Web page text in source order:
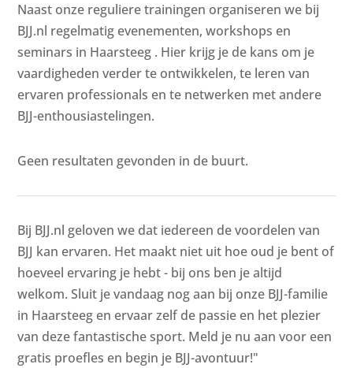
Naast onze reguliere trainingen organiseren we bij
BJJ.nl regelmatig evenementen, workshops en
seminars in Haarsteeg . Hier krijg je de kans om je
vaardigheden verder te ontwikkelen, te leren van
ervaren professionals en te netwerken met andere
BJJ-enthousiastelingen.
Geen resultaten gevonden in de buurt.
Bij BJJ.nl geloven we dat iedereen de voordelen van
BJJ kan ervaren. Het maakt niet uit hoe oud je bent of
hoeveel ervaring je hebt - bij ons ben je altijd
welkom. Sluit je vandaag nog aan bij onze BJJ-familie
in Haarsteeg en ervaar zelf de passie en het plezier
van deze fantastische sport. Meld je nu aan voor een
gratis proefles en begin je BJJ-avontuur!"